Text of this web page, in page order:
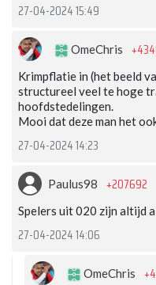
27-04-2024 15:49
OmeChris
Krimpflatie in (het beeld
structureel veel te hoge
hoofdstedelingen.
Mooi dat deze man het
27-04-2024 14:23
Paulus98 +207692
Spelers uit 020 zijn altijd
27-04-2024 14:06
OmeChris